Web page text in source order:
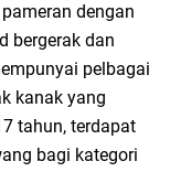
dengan
bergerak dan
pelbagai
kanak yang
tahun, terdapat
bagi kategori